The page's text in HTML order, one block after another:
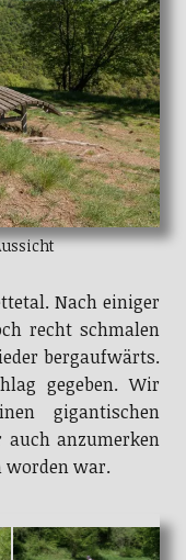
Nach einiger
recht schmalen
bergaufwärts.
gegeben. Wir
gigantischen
auch anzumerken
worden war.